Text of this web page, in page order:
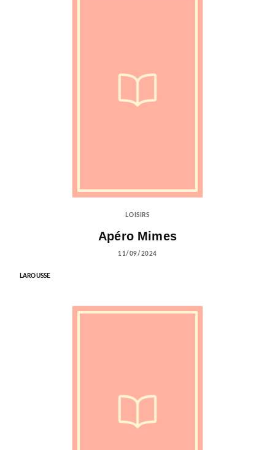
LOISIRS
Apéro Mimes
11/09/2024
LAROUSSE